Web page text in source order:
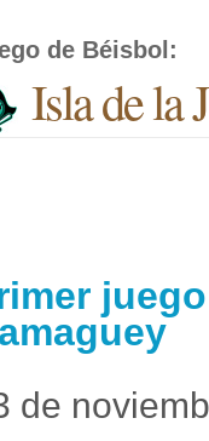
de Béisbol :
Isla de la
de